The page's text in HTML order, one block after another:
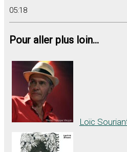
05:18
Pour aller plus loin...
Loïc